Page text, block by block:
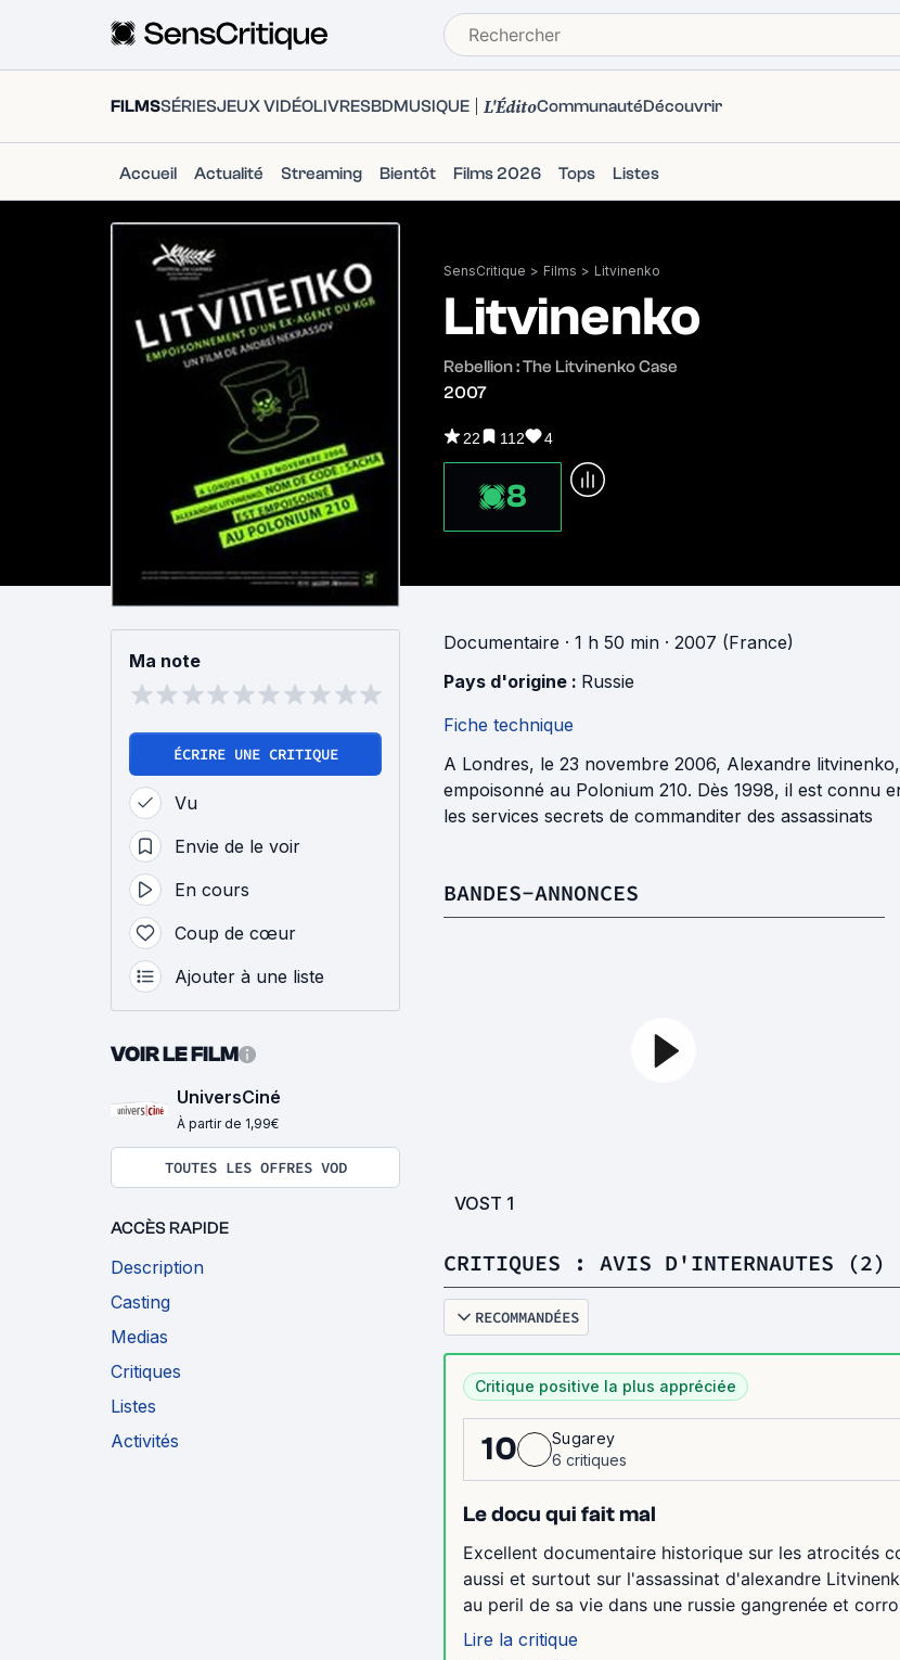
FILMSSÉRIESJEUX VIDÉOLIVRESBDMUSIQUE L'ÉditoCommunautéDécouvrir
Accueil Actualité Streaming Bientôt Films 2026 Tops Listes
SensCritique > Films > Litvinenko
Litvinenko
Rebellion : The Litvinenko Case
2007
22 112 4
8
Ma note
ÉCRIRE UNE CRITIQUE
Vu
Envie de le voir
En cours
Coup de cœur
Ajouter à une liste
VOIR LE FILM
UniversCiné
À partir de 1,99€
TOUTES LES OFFRES VOD
ACCÈS RAPIDE
Description
Casting
Medias
Critiques
Listes
Activités
Documentaire · 1 h 50 min · 2007 (France)
Pays d'origine : Russie
Fiche technique
A Londres, le 23 novembre 2006, Alexandre
empoisonné au Polonium 210. Dès 1998, il est connu
les services secrets de commanditer des assassinats
BANDES-ANNONCES
VOST 1
CRITIQUES : AVIS D'INTERNAUTES (2)
RECOMMANDÉES
Critique positive la plus appréciée
10
Sugarey
6 critiques
Le docu qui fait mal
Excellent documentaire historique sur les atrocités
aussi et surtout sur l'assassinat d'alexandre
au peril de sa vie dans une russie gangrenée et
Lire la critique